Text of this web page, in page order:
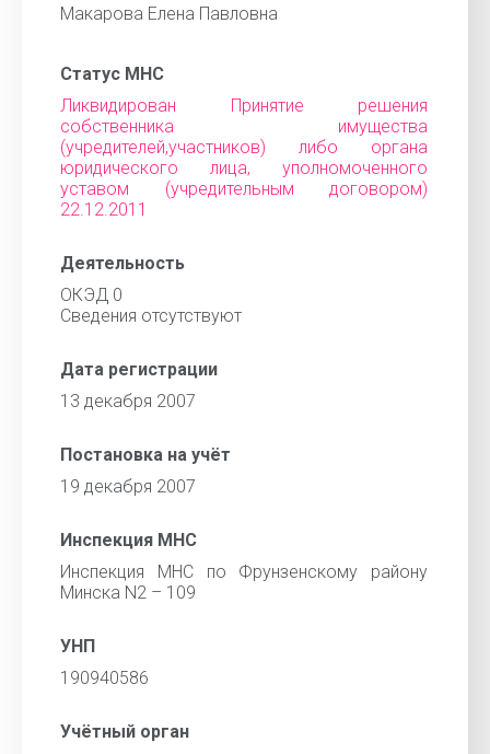
Макарова Елена Павловна
Статус МНС
Ликвидирован Принятие решения
собственника имущества
(учредителей,участников) либо органа
юридического лица, уполномоченного
уставом (учредительным договором)
22.12.2011
Деятельность
ОКЭД 0
Сведения отсутствуют
Дата регистрации
13 декабря 2007
Постановка на учёт
19 декабря 2007
Инспекция МНС
Инспекция МНС по Фрунзенскому району
Минска N2 – 109
УНП
190940586
Учётный орган